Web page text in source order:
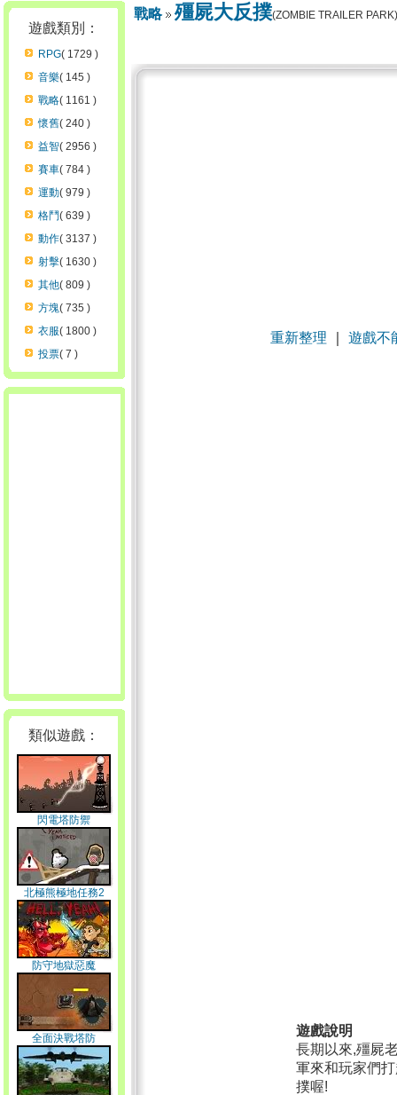
遊戲類別：
RPG( 1729 )
音樂( 145 )
戰略( 1161 )
懷舊( 240 )
益智( 2956 )
賽車( 784 )
運動( 979 )
格鬥( 639 )
動作( 3137 )
射擊( 1630 )
其他( 809 )
方塊( 735 )
衣服( 1800 )
投票( 7 )
類似遊戲：
閃電塔防禦
北極熊極地任務2
防守地獄惡魔
全面決戰塔防
戰略 殭屍大反撲(ZOMBIE TRAILER PARK)
重新整理 遊戲不
遊戲說明
長期以來,殭屍
軍來和玩家們
撲喔!